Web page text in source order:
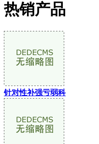
热销产品
针对性补强亏弱科